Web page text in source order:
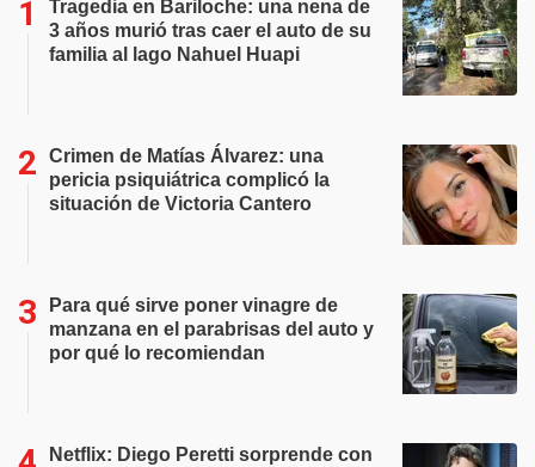
Tragedia en Bariloche: una nena de
3 años murió tras caer el auto de su
familia al lago Nahuel Huapi
Crimen de Matías Álvarez: una
pericia psiquiátrica complicó la
situación de Victoria Cantero
Para qué sirve poner vinagre de
manzana en el parabrisas del auto y
por qué lo recomiendan
Netflix: Diego Peretti sorprende con